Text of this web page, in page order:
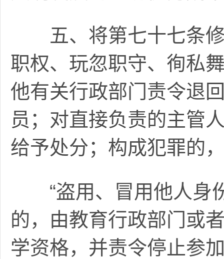
五、将第七十七条修
职权、玩忽职守、徇私
他有关行政部门责令退
员；对直接负责的主管
给予处分；构成犯罪的
“盗用、冒用他人身
的，由教育行政部门或
学资格，并责令停止参